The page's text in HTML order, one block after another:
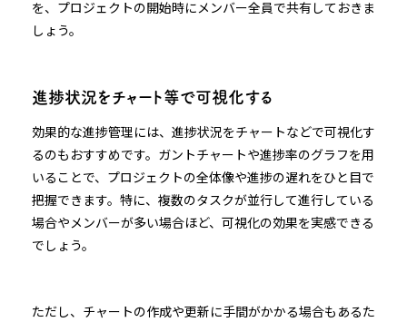
を、プロジェクトの開始時にメンバー全員で共有しておきま
しょう。
進捗状況をチャート等で可視化する
効果的な進捗管理には、進捗状況をチャートなどで可視化す
るのもおすすめです。ガントチャートや進捗率のグラフを用
いることで、プロジェクトの全体像や進捗の遅れをひと目で
把握できます。特に、複数のタスクが並行して進行している
場合やメンバーが多い場合ほど、可視化の効果を実感できる
でしょう。
ただし、チャートの作成や更新に手間がかかる場合もあるた